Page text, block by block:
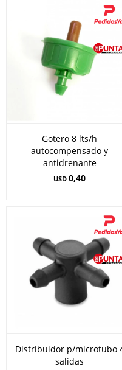
Gotero 8 lts/h
autocompensado y
antidrenante
USD 0,40
Distribuidor p/microtubo
salidas